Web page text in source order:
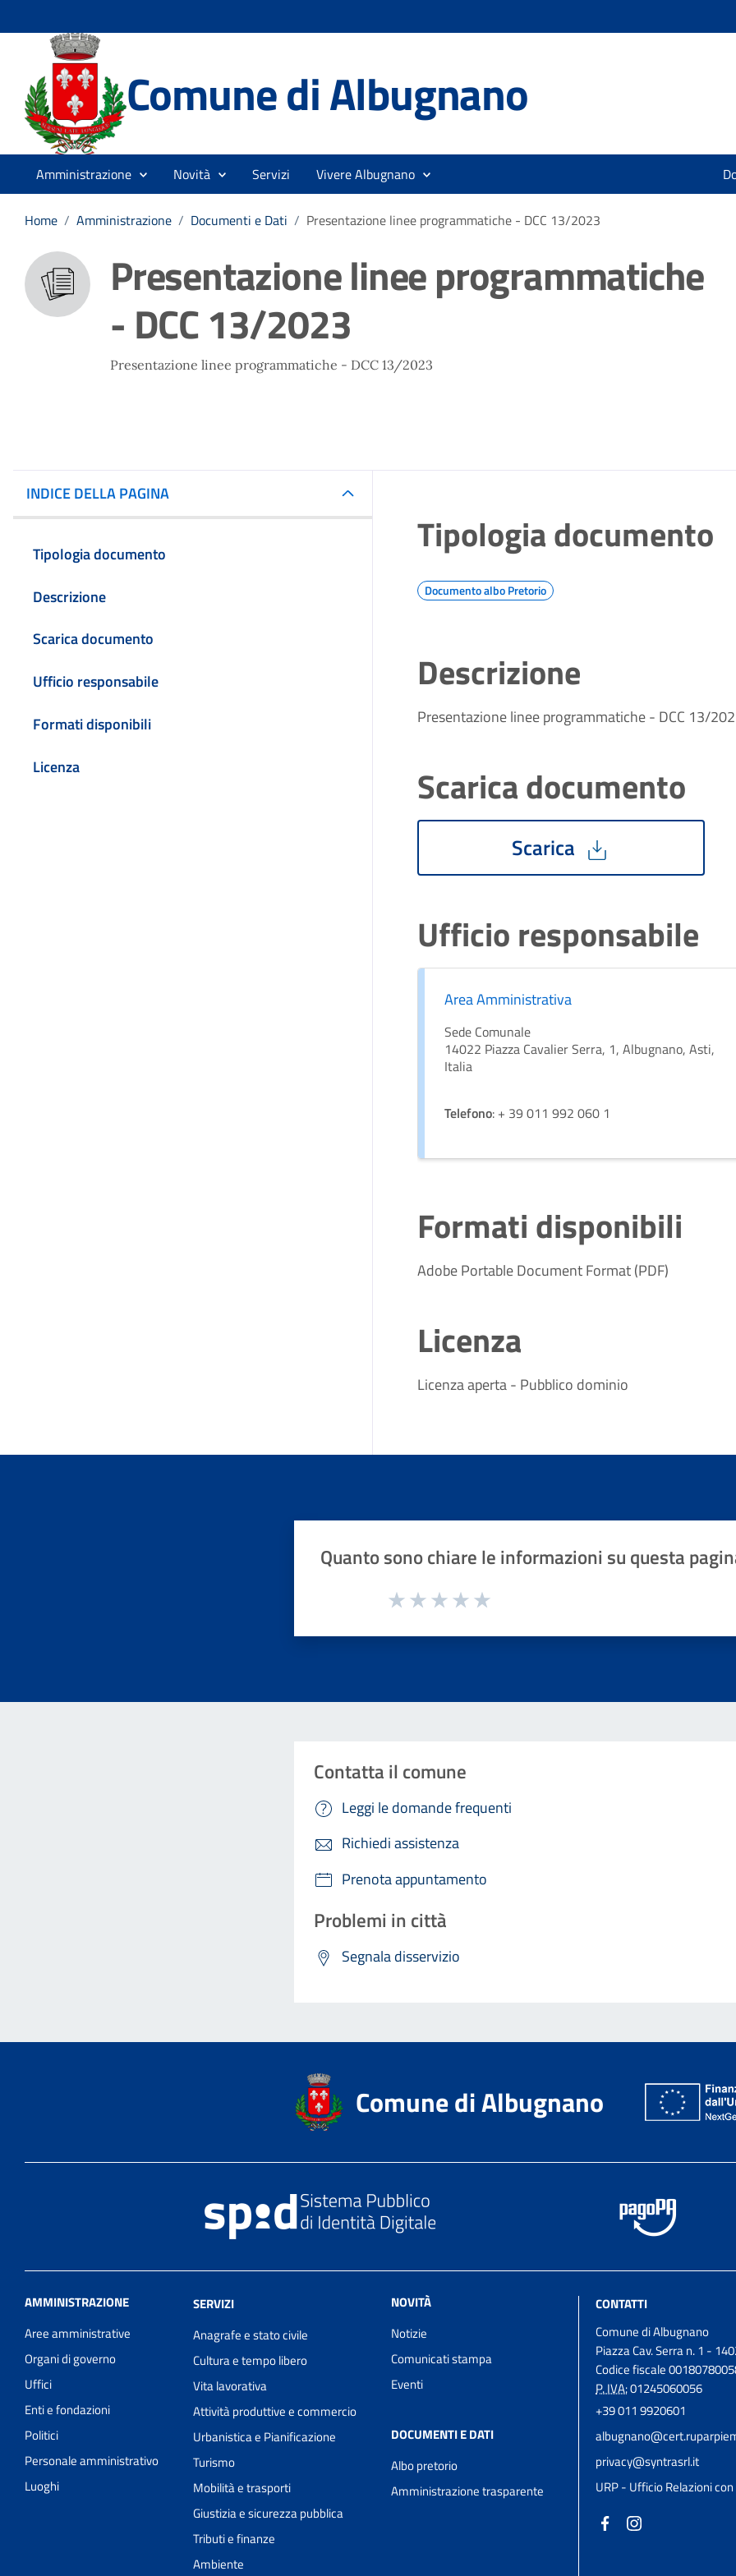
Comune di Albugnano
Amministrazione Novità Servizi Vivere Albugnano
Home / Amministrazione / Documenti e Dati / Presentazione linee programmatiche - DCC 13/2023
Presentazione linee programmatiche
- DCC 13/2023
Presentazione linee programmatiche - DCC 13/2023
INDICE DELLA PAGINA
Tipologia documento
Descrizione
Scarica documento
Ufficio responsabile
Formati disponibili
Licenza
Tipologia documento
Documento albo Pretorio
Descrizione
Presentazione linee programmatiche- DCC 13/
Scarica documento
Scarica
Ufficio responsabile
Area Amministrativa
Sede Comunale
14022 Piazza Cavalier Serra, 1, Albugnano, Asti,
Italia
Telefono: + 39 011 992 060 1
Formati disponibili
Adobe Portable Document Format (PDF)
Licenza
Licenza aperta - Pubblico dominio
Quanto sono chiare le informazioni su questa
Valuta da 1 a 5 stelle la pagina
Contatta il comune
Leggi le domande frequenti
Richiedi assistenza
Prenota appuntamento
Problemi in città
Segnala disservizio
Comune di Albugnano
AMMINISTRAZIONE
Aree amministrative
Organi di governo
Uffici
Enti e fondazioni
Politici
Personale amministrativo
Luoghi
SERVIZI
Anagrafe e stato civile
Cultura e tempo libero
Vita lavorativa
Attività produttive e commercio
Urbanistica e Pianificazione
Turismo
Mobilità e trasporti
Giustizia e sicurezza pubblica
Tributi e finanze
Ambiente
NOVITÀ
Notizie
Comunicati stampa
Eventi
DOCUMENTI E DATI
Albo pretorio
Amministrazione trasparente
CONTATTI
Comune di Albugnano
Piazza Cav. Serra n. 1 -
Codice fiscale
P. IVA:01245060056
+39 011 9920601
privacy@syntrasrl.it
URP - Ufficio Relazioni